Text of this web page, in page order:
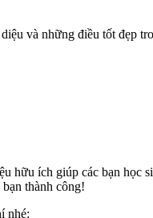
và những điều tốt đẹp
hữu ích giúp các bạn
thành công!
nhé: